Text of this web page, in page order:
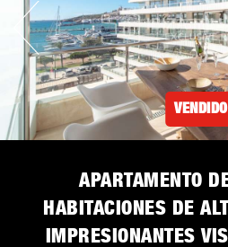
VENDIDO
APARTAMENTO
HABITACIONES DE
IMPRESIONANTES